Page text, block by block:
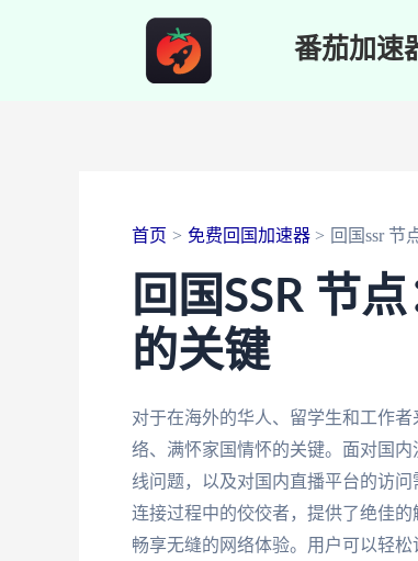
番茄加速
首页 免费回国加速器 回国ssr 节
回国SSR 节
的关键
对于在海外的华人、留学生和工作
络、满怀家国情怀的关键。面对国
线问题，以及对国内直播平台的访
连接过程中的佼佼者，提供了绝佳
畅享无缝的网络体验。用户可以轻